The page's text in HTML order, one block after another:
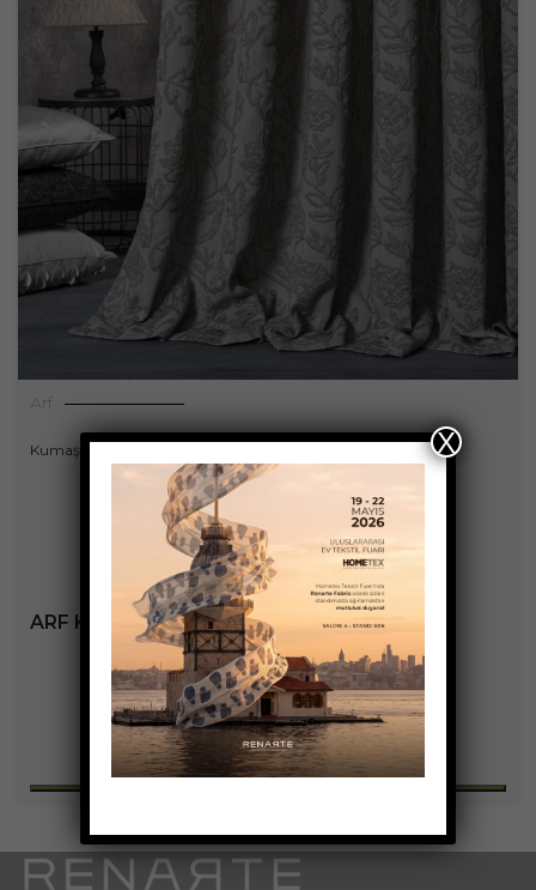
Arf
Kumaşlar
ARF KOLEKSIYONU
X